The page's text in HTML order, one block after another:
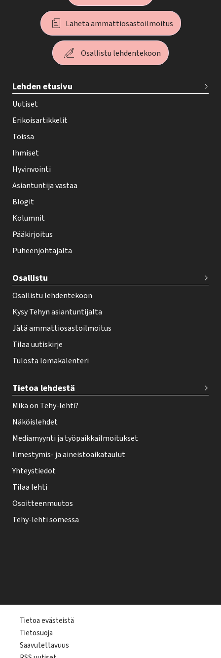
Lähetä ammattiosastoilmoitus
Osallistu lehdentekoon
e
h
y
-
e
h
t
i
f
o
t
r
Lehden etusivu
Uutiset
Erikoisartikkelit
Töissä
Ihmiset
Hyvinvointi
Asiantuntija vastaa
Blogit
Kolumnit
Pääkirjoitus
Puheenjohtajalta
Osallistu
Osallistu lehdentekoon
Kysy Tehyn asiantuntijalta
Jätä ammattiosastoilmoitus
Tilaa uutiskirje
Tulosta lomakalenteri
Tietoa lehdestä
Mikä on Tehy-lehti?
Näköislehdet
Mediamyynti ja työpaikkailmoitukset
Ilmestymis- ja aineistoaikataulut
Yhteystiedot
Tilaa lehti
Osoitteenmuutos
Tehy-lehti somessa
Tietoa evästeistä
Tietosuoja
Saavutettavuus